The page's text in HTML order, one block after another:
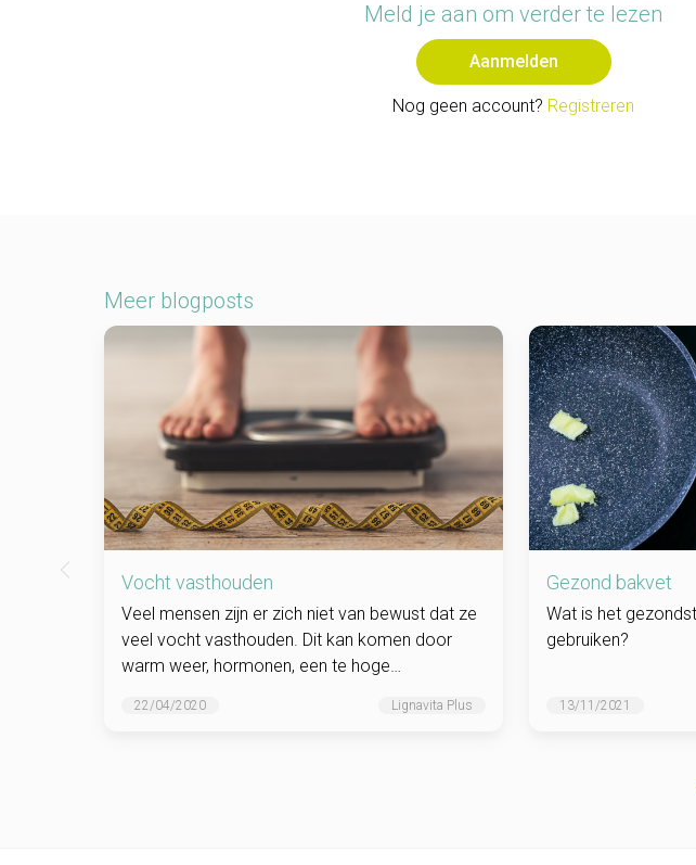
is en je zelfs goed bezig bent. Het belangrijkste is dat je een
Meld je aan om verder te lezen
Aanmelden
Nog geen account? Registreren
Meer blogposts
Vocht vasthouden
Veel mensen zijn er zich niet van bewust dat ze
veel vocht vasthouden. Dit kan komen door
warm weer, hormonen, een te hoge
eetpatroon...
22/04/2020 Lignavita Plus
Gezond bakvet
Wat is het
gebruiken?
13/11/2021